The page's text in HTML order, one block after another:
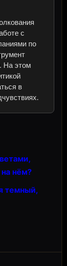
с
по
На этом
в
нём?
темный,